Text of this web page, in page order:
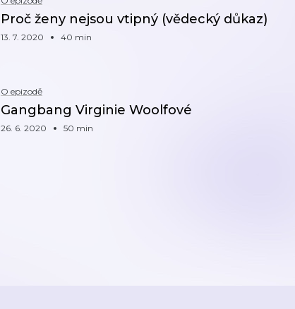
Proč ženy nejsou vtipný (vědecký důkaz)
13. 7. 2020 40 min
O epizodě
Gangbang Virginie Woolfové
26. 6. 2020 50 min